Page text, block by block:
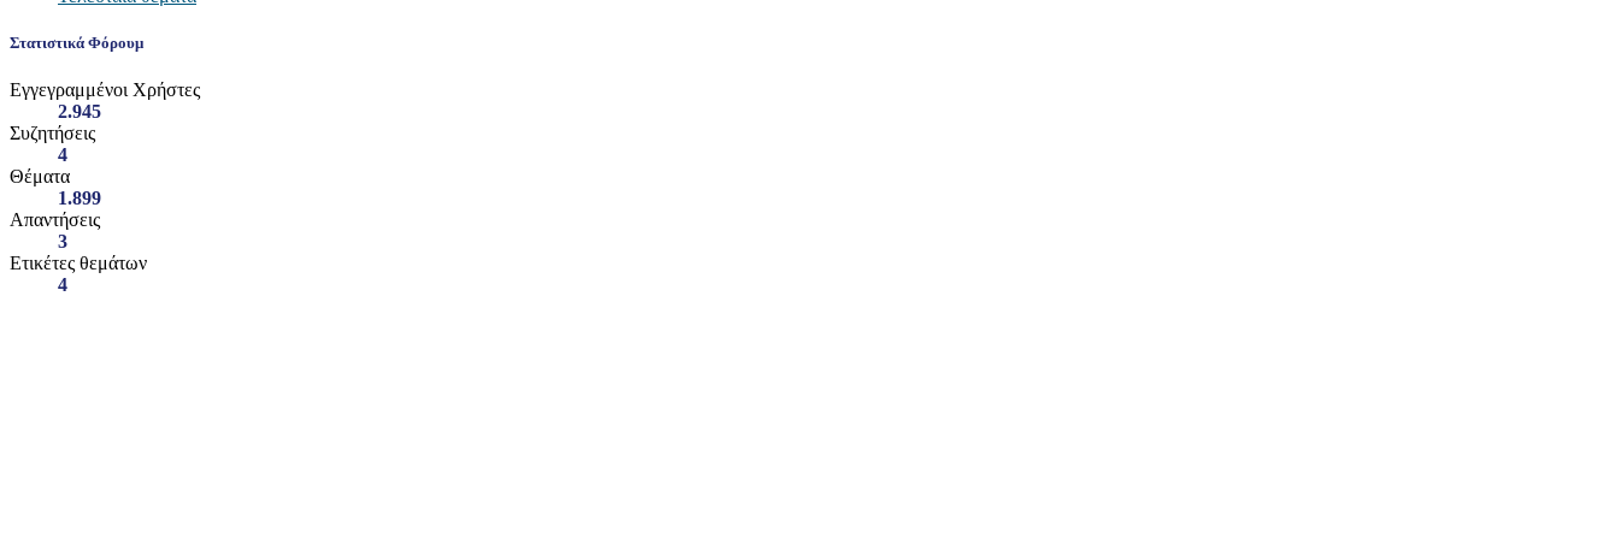
Στατιστικά Φόρουμ
Εγγεγραμμένοι Χρήστες
2.945
Συζητήσεις
4
Θέματα
1.899
Απαντήσεις
3
Ετικέτες θεμάτων
4